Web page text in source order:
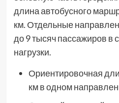
длина автобусного
км. Отдельные
до 9 тысяч пассажиров в
нагрузки.
Ориентировочная
км в одном